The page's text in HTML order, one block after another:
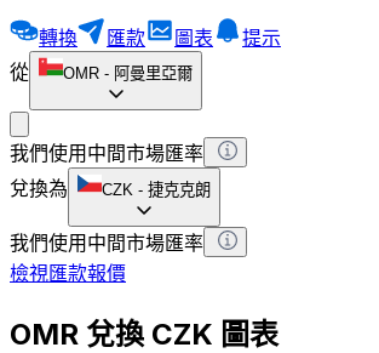
轉換 匯款 圖表
提示
從
OMR - 阿曼里亞爾
我們使用中間市場匯率
兌換為
CZK - 捷克克朗
我們使用中間市場匯率
檢視匯款報價
OMR 兌換 CZK 圖表